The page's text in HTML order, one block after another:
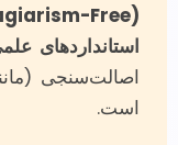
استانداردهای
اصالت‌سنجی
است.